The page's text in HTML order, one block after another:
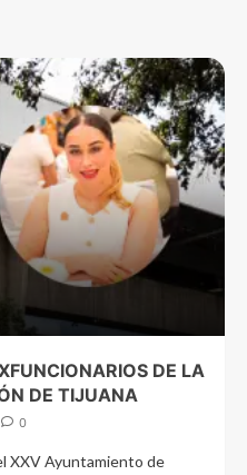
DE LA
DE TIJUANA
0
XXV Ayuntamiento de